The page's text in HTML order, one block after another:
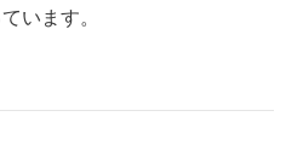
います。